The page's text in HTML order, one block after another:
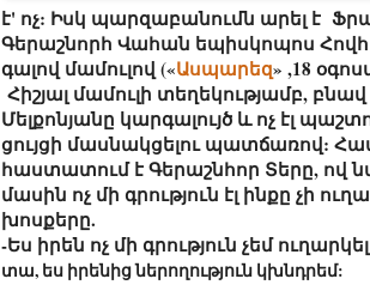
է' ոչ: Իսկ պարզաբանումն արել է
Գերաշնորհ Վահան եպիսկոպոս
գալով մամուլով («Ասպարեզ» ,18
Հիշյալ մամուլի տեղեկությամբ,
Մելքոնյանը կարգալույծ և ոչ էլ
ցույցի մասնակցելու պատճառով:
հաստատում է Գերաշնհոր Տերը, ով
մասին ոչ մի գրություն էլ ինքը չի
խոսքերը.
-Ես իրեն ոչ մի գրություն չեմ
տա, ես իրենից ներողություն կխնդրեմ: